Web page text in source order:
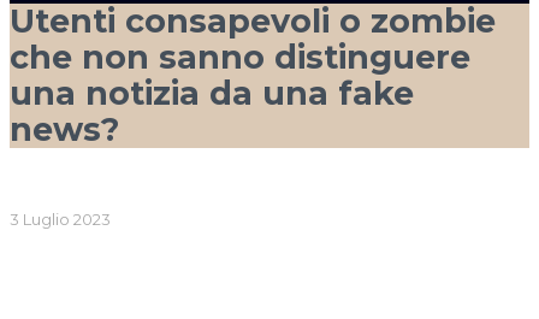
Utenti consapevoli o zombie
che non sanno distinguere
una notizia da una fake
news?
3 Luglio 2023